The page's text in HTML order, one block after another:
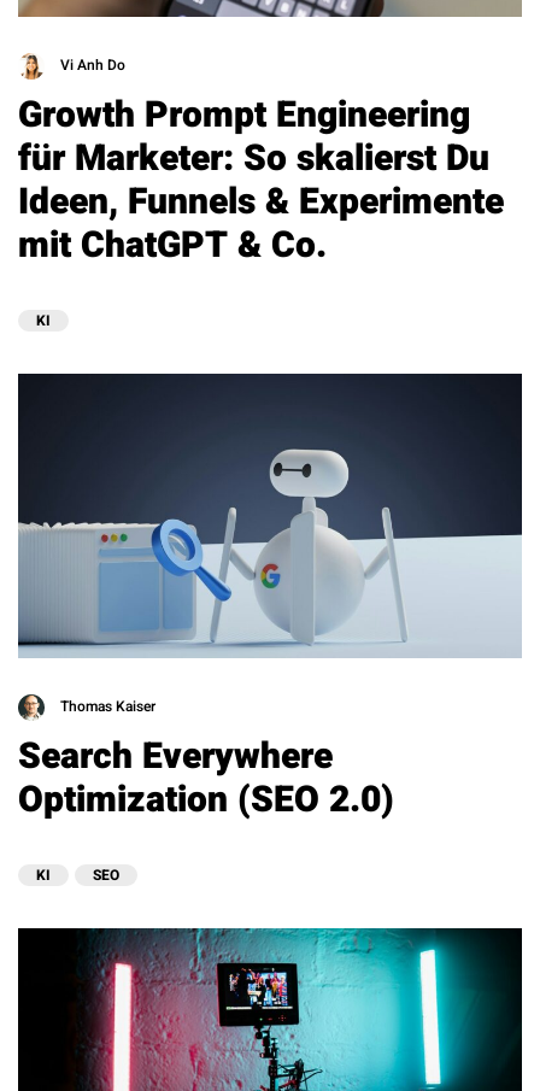
Vi Anh Do
Growth Prompt Engineering
für Marketer: So skalierst Du
Ideen, Funnels & Experimente
mit ChatGPT & Co.
KI
Thomas Kaiser
Search Everywhere
Optimization (SEO 2.0)
KI SEO